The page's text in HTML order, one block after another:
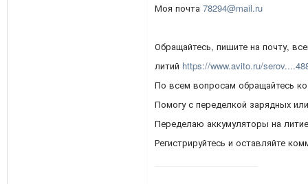
Моя почта 78294@mail.ru
Обращайтесь, пишите на почту,
литий https://www.avito.ru/
По всем вопросам обращайтесь
Помогу с переделкой зарядных
Переделаю аккумуляторы на
Регистрируйтесь и оставляйте